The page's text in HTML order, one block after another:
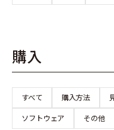
購入
すべて 購入方法
ソフトウェア
その他